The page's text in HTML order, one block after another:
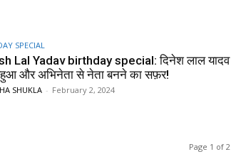
SPECIAL
Lal Yadav birthday special: दिनेश लाल यादव
और अभिनेता से नेता बनने का सफ़र!
SHUKLA - February 2, 2024
Page 1 of 2